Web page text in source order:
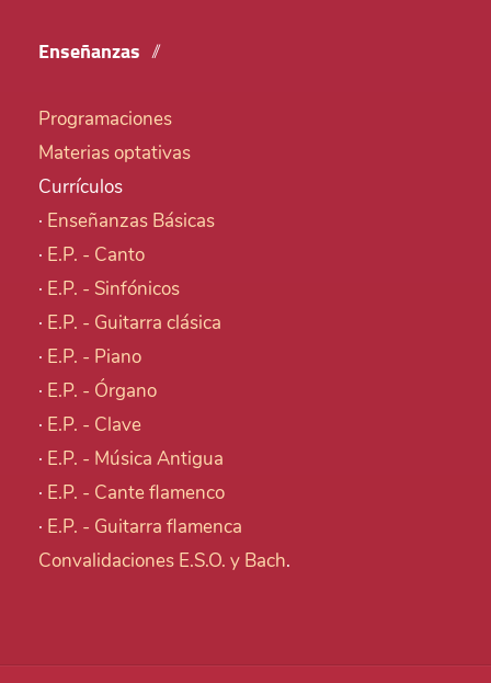
Enseñanzas
Programaciones
Materias optativas
Currículos
· Enseñanzas Básicas
· E.P. - Canto
· E.P. - Sinfónicos
· E.P. - Guitarra clásica
· E.P. - Piano
· E.P. - Órgano
· E.P. - Clave
· E.P. - Música Antigua
· E.P. - Cante flamenco
· E.P. - Guitarra flamenca
Convalidaciones E.S.O. y Bach.